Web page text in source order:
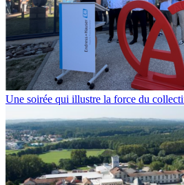
Une soirée qui illustre la force du